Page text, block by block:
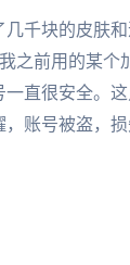
千块的皮肤和
之前用的某个
直很安全。这
账号被盗，